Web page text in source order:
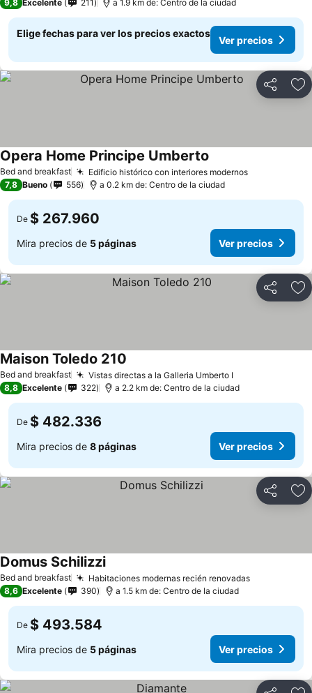
9,8 Excelente 211 a 1.9 km de: Centro de la ciudad
Elige fechas para ver los precios exactos
Ver precios
Compartir
Bed and breakfast Edificio histórico con interiores modernos
Opera Home Principe Umberto
7,8 Bueno 556 a 0.2 km de: Centro de la ciudad
De $ 267.960
Mira precios de 5 páginas Ver precios
Compartir
Bed and breakfast Vistas directas a la Galleria Umberto I
Maison Toledo 210
8,8 Excelente 322 a 2.2 km de: Centro de la ciudad
De $ 482.336
Mira precios de 8 páginas Ver precios
Compartir
Bed and breakfast Habitaciones modernas recién renovadas
Domus Schilizzi
8,6 Excelente 390 a 1.5 km de: Centro de la ciudad
De $ 493.584
Mira precios de 5 páginas Ver precios